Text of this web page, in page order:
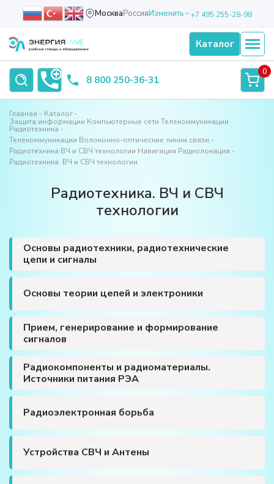
МоскваРоссияИзменить +7 495 255-28-98
Каталог
8 800 250-36-31
0
Главная
Каталог
Защита информации Компьютерные сети Телекоммуникации
Радиотехника
Телекоммуникации Волоконно-оптические линии связи
Радиотехника ВЧ и СВЧ технологии Навигация Радиолокация
Радиотехника. ВЧ и СВЧ технологии
Радиотехника. ВЧ и СВЧ
технологии
Основы радиотехники, радиотехнические
цепи и сигналы
Основы теории цепей и электроники
Прием, генерирование и формирование
сигналов
Радиокомпоненты и радиоматериалы.
Источники питания РЭА
Радиоэлектронная борьба
Устройства СВЧ и Антены